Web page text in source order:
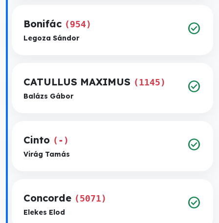
Bonifác (954)
Legoza Sándor
check_circle
CATULLUS MAXIMUS (1145)
Balázs Gábor
check_circle
Cinto (-)
Virág Tamás
check_circle
Concorde (5071)
Elekes Elod
check_circle